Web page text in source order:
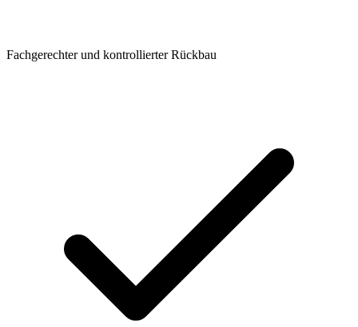
Fachgerechter und kontrollierter Rückbau